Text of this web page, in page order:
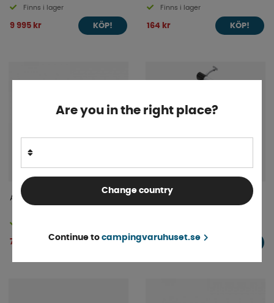
Finns i lager
9 995 kr KÖP!
Finns i lager
164 kr KÖP!
Anti-slip Plate
77 kr KÖP!
Elektrisk Cykelhållare BR-
18 990 kr
Are you in the right place?
Change country
Continue to campingvaruhuset.se